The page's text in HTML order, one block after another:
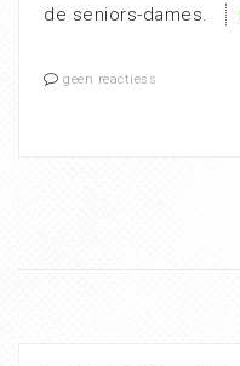
de seniors-dames.
geen reactiess